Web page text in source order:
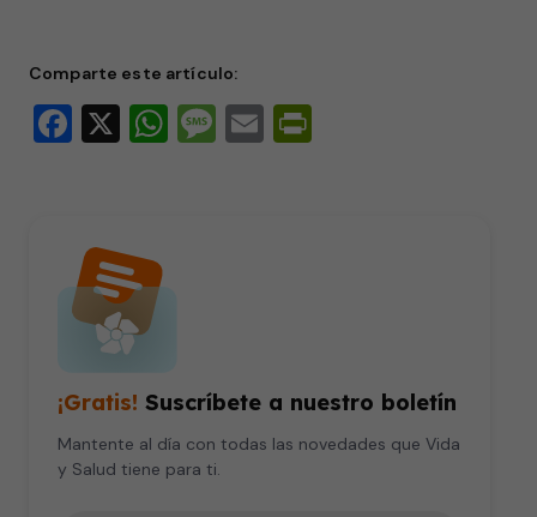
Comparte este artículo:
Facebook
X WhatsApp
Message
Email
¡Gratis! Suscríbete a nuestro boletín
Mantente al día con todas las novedades que Vida
y Salud tiene para ti.